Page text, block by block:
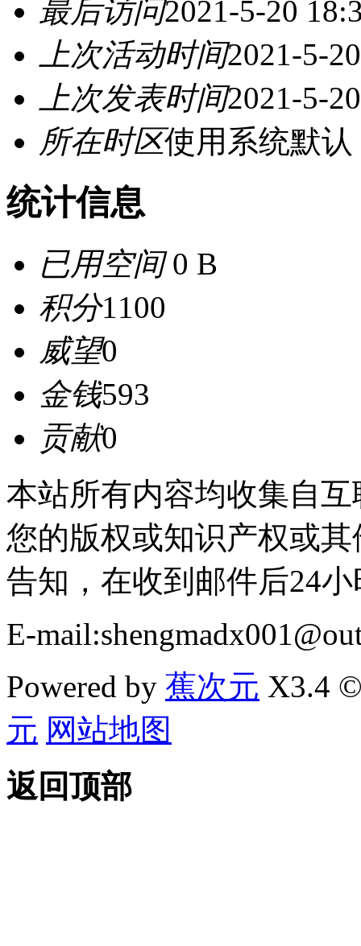
最后访问2021-5-20
上次活动时间2021-5-
上次发表时间2021-5-
所在时区使用系统默认
统计信息
已用空间0 B
积分1100
威望0
金钱593
贡献0
本站所有内容均收集自
您的版权或知识产权或
告知，在收到邮件后24
E-
Powered by 蕉次元 X3.4
元 网站地图
返回顶部